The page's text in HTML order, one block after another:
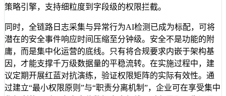
策略引擎，支持细粒度到字段级的权限拦截。
同时，全链路日志采集与异常行为AI检测已成为标配，可将
潜在的安全事件响应时间压缩至分钟级。安全不是功能的附
庸，而是集中化运营的底线。只有将合规要求内嵌于架构基
因，才能支撑千万级数据量的平稳流转。在实施过程中，建
议定期开展红蓝对抗演练，验证权限矩阵的实际有效性。通
过建立“最小权限原则”与“职责分离机制”，企业可在享受集中